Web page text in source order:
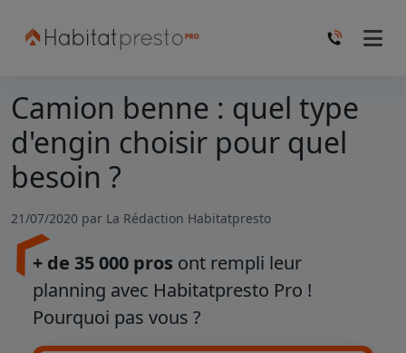
Camion benne : quel type
d'engin choisir pour quel
besoin ?
21/07/2020 par La Rédaction Habitatpresto
+ de 35 000 pros ont rempli leur
planning avec Habitatpresto Pro !
Pourquoi pas vous ?